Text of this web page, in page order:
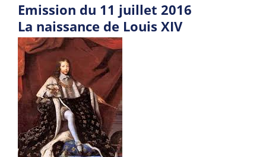
Emission du 11 juillet 2016
La naissance de Louis XIV